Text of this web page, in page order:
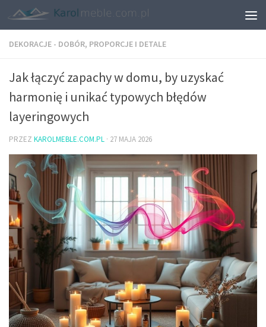
DEKORACJE - DOBÓR, PROPORCJE I DETALE
Jak łączyć zapachy w domu, by uzyskać
harmonię i unikać typowych błędów
layeringowych
PRZEZ KAROLMEBLE.COM.PL · 27 MAJA 2026